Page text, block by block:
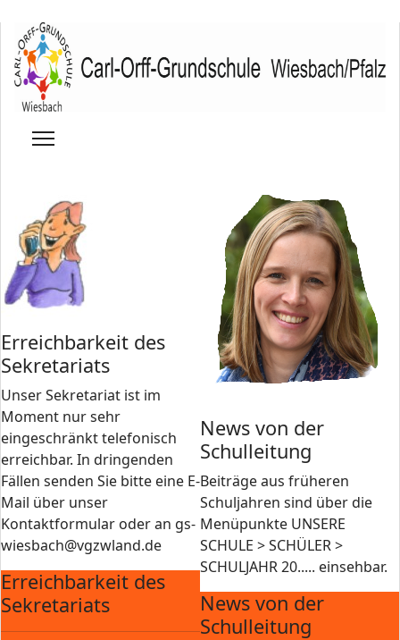
Erreichbarkeit des
Sekretariats
Unser Sekretariat ist im
Moment nur sehr
eingeschränkt telefonisch
erreichbar. In dringenden
Fällen senden Sie bitte eine E-
Mail über unser
Kontaktformular oder an gs-
wiesbach@vgzwland.de
Erreichbarkeit des
Sekretariats
News von der
Schulleitung
Beiträge aus früheren
Schuljahren sind über die
Menüpunkte UNSERE
SCHULE > SCHÜLER >
SCHULJAHR 20..... einsehbar.
News von der
Schulleitung